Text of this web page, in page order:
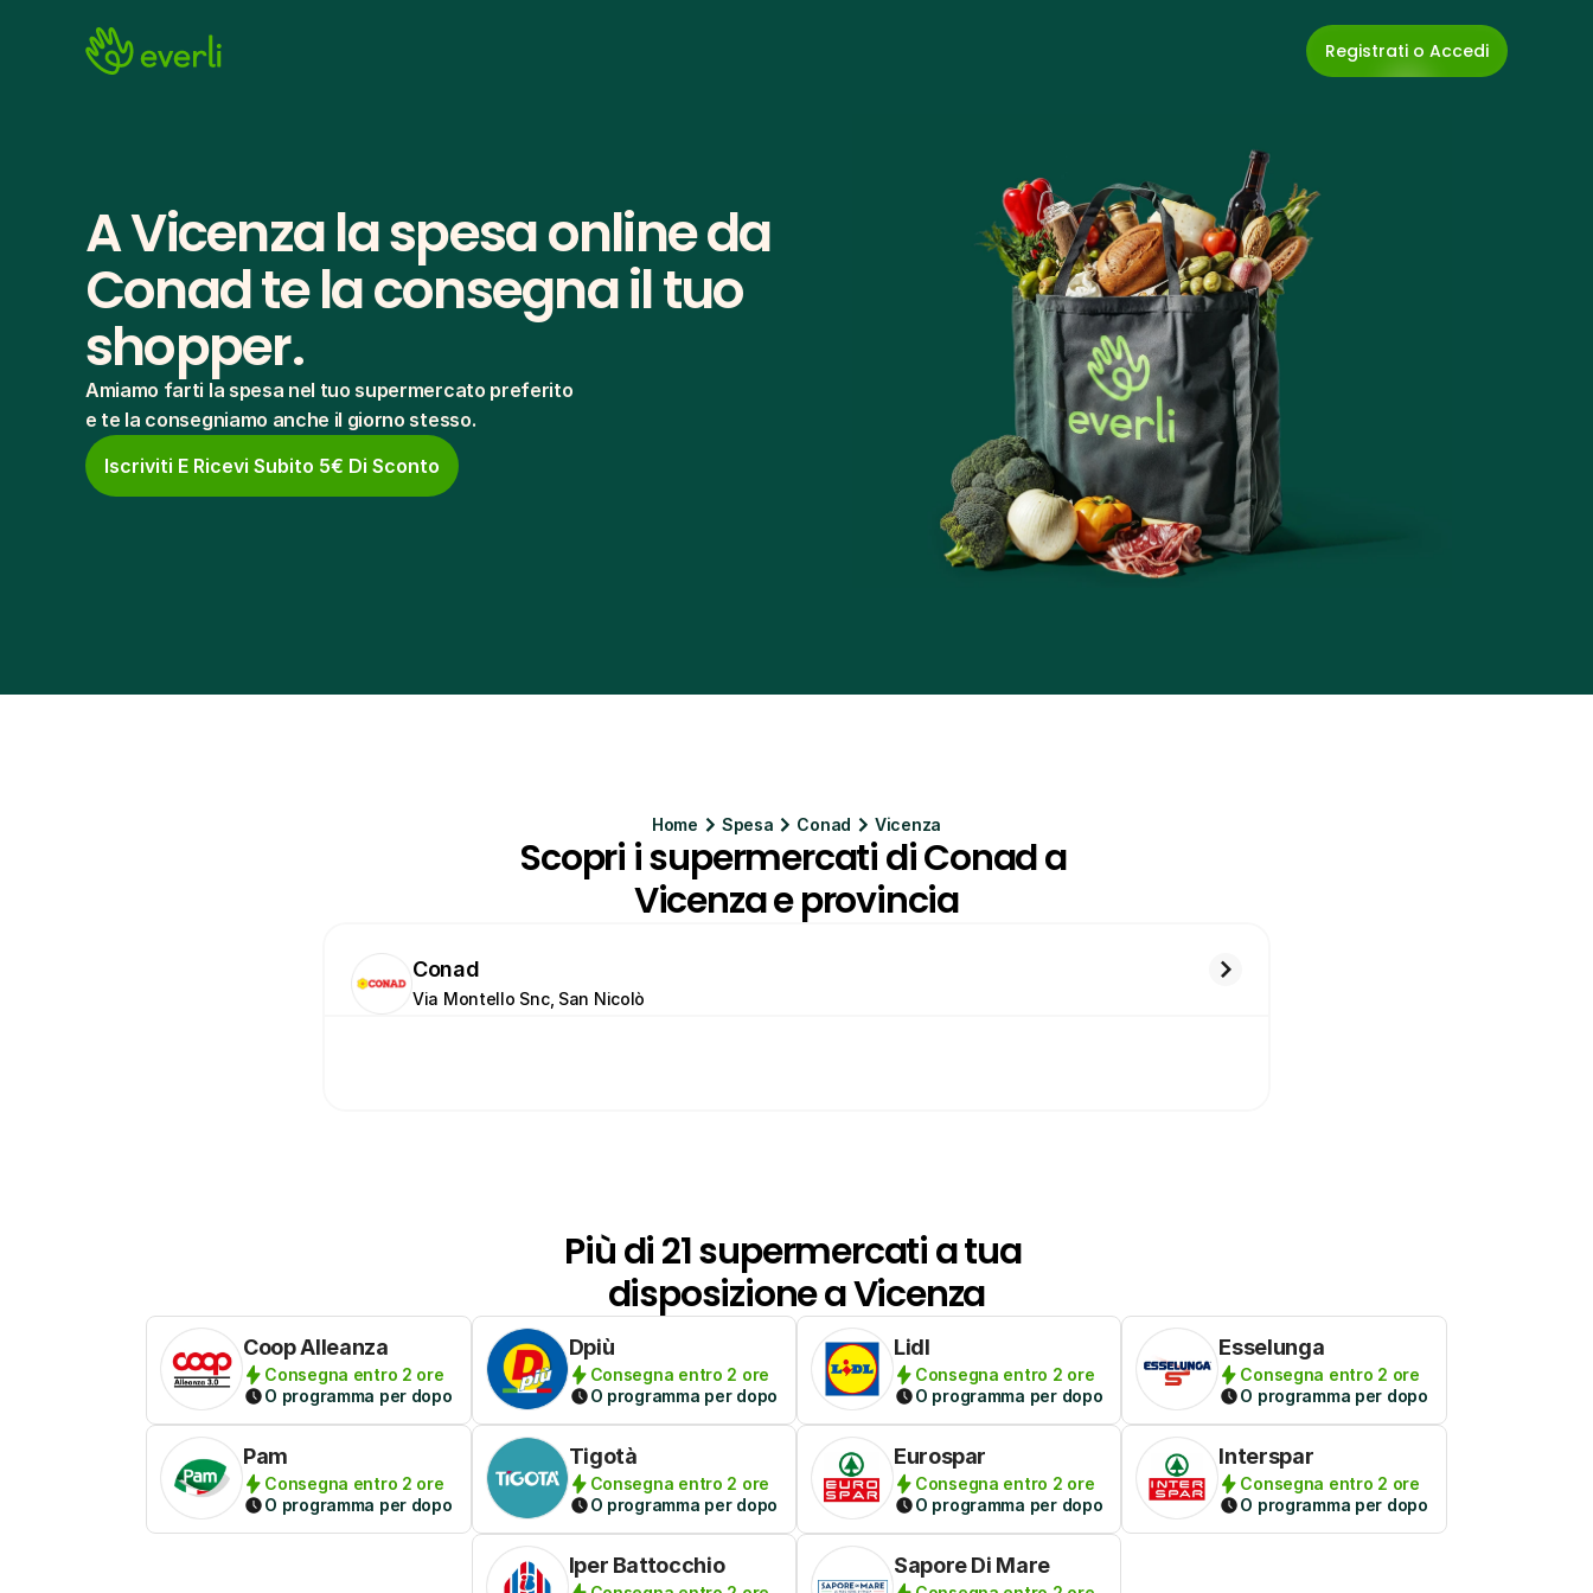
Registrati o Accedi
A Vicenza la spesa online da
Conad te la consegna il tuo
shopper.
Amiamo farti la spesa nel tuo supermercato preferito
e te la consegniamo anche il giorno stesso.
Iscriviti E Ricevi Subito 5€ Di Sconto
Home Spesa Conad Vicenza
Scopri i supermercati di Conad a
Vicenza e provincia
Conad
Via Montello Snc, San Nicolò
Più di 21 supermercati a tua
disposizione a Vicenza
Coop Alleanza
Consegna entro 2 ore
O programma per dopo
Dpiù
Consegna entro 2 ore
O programma per dopo
Lidl
Consegna entro 2 ore
O programma per dopo
Esselunga
Consegna entro 2 ore
O programma per dopo
Pam
Consegna entro 2 ore
O programma per dopo
Tigotà
Consegna entro 2 ore
O programma per dopo
Eurospar
Consegna entro 2 ore
O programma per dopo
Interspar
Consegna entro 2 ore
O programma per dopo
Iper Battocchio Sapore Di Mare